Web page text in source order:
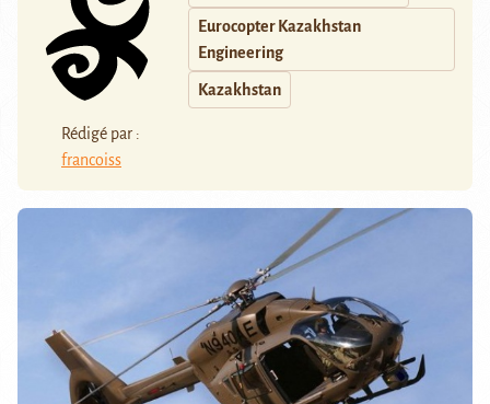
Rédigé par :
francoiss
Eurocopter Kazakhstan
Engineering
Kazakhstan